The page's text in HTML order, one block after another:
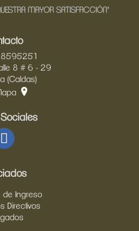
MAYOR SATISFACCIÓN"
8595251
8 # 6 - 29
(Caldas)
de Ingreso
Directivos